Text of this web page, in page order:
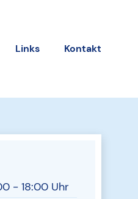
Links Kontakt
- 18:00 Uhr